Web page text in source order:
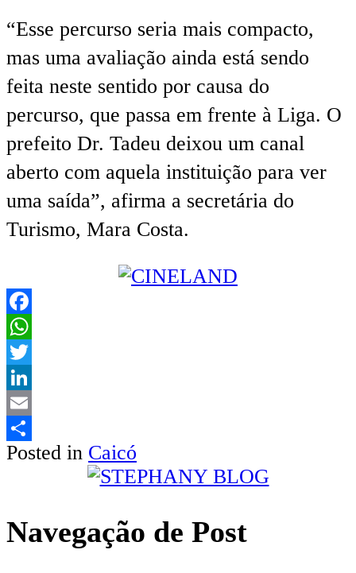
“Esse percurso seria mais compacto,
mas uma avaliação ainda está sendo
feita neste sentido por causa do
percurso, que passa em frente à Liga. O
prefeito Dr. Tadeu deixou um canal
aberto com aquela instituição para ver
uma saída”, afirma a secretária do
Turismo, Mara Costa.
Facebook
WhatsApp
Twitter
LinkedIn
Email
Share
Posted in Caicó
Navegação de Post